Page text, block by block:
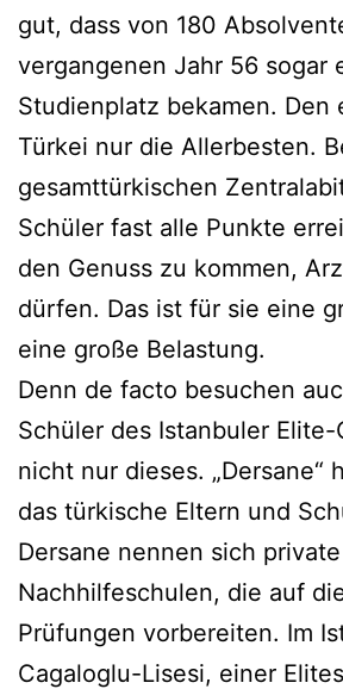
gut, dass von 180
vergangenen Jahr 56 sogar
Studienplatz bekamen. Den
Türkei nur die Allerbesten.
gesamttürkischen
Schüler fast alle Punkte
den Genuss zu kommen,
dürfen. Das ist für sie eine
eine große Belastung.
Denn de facto besuchen
Schüler des Istanbuler Elite-
nicht nur dieses. „Dersane“
das türkische Eltern und
Dersane nennen sich private
Nachhilfeschulen, die auf
Prüfungen vorbereiten. Im
Cagaloglu-Lisesi, einer